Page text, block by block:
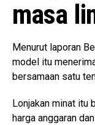
masa
Menurut laporan
model itu
bersamaan satu
Lonjakan minat itu
harga anggaran